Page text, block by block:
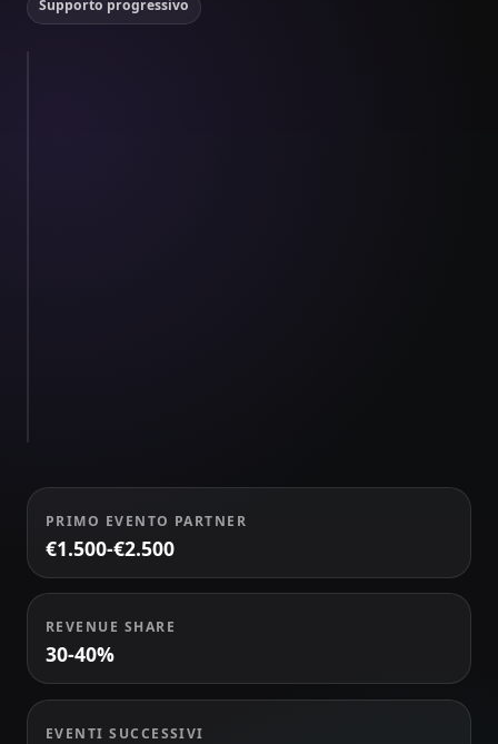
Supporto progressivo
PRIMO EVENTO PARTNER
€1.500-€2.500
REVENUE SHARE
30-40%
EVENTI SUCCESSIVI